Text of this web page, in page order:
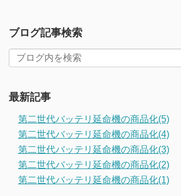
ブログ記事検索
最新記事
第二世代バッテリ延命機の商品化(5)
第二世代バッテリ延命機の商品化(4)
第二世代バッテリ延命機の商品化(3)
第二世代バッテリ延命機の商品化(2)
第二世代バッテリ延命機の商品化(1)